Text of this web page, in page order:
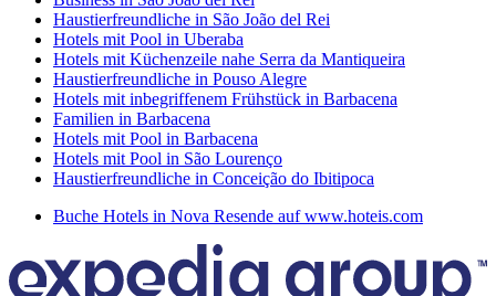
Haustierfreundliche in São João del Rei
Hotels mit Pool in Uberaba
Hotels mit Küchenzeile nahe Serra da Mantiqueira
Haustierfreundliche in Pouso Alegre
Hotels mit inbegriffenem Frühstück in Barbacena
Familien in Barbacena
Hotels mit Pool in Barbacena
Hotels mit Pool in São Lourenço
Haustierfreundliche in Conceição do Ibitipoca
Buche Hotels in Nova Resende auf www.hoteis.com